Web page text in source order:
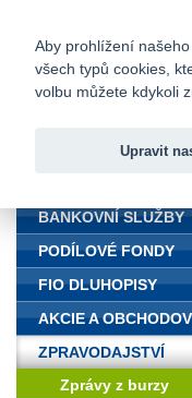
Fio
BANKOVNÍ SLUŽBY
PODÍLOVÉ FONDY
FIO DLUHOPISY
AKCIE A
ZPRAVODAJSTVÍ
Zprávy z burzy
Aby prohlížení
všech typů cookies,
volbu můžete kdykoli
Upravit